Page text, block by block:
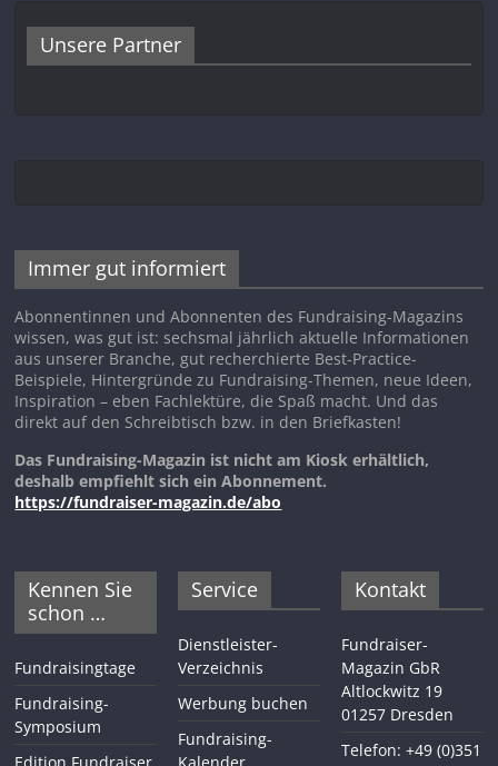
Unsere Partner
Immer gut informiert
Abonnentinnen und Abonnenten des Fundraising-Magazins
wissen, was gut ist: sechsmal jährlich aktuelle Informationen
aus unserer Branche, gut recherchierte Best-Practice-
Beispiele, Hintergründe zu Fundraising-Themen, neue Ideen,
Inspiration – eben Fachlektüre, die Spaß macht. Und das
direkt auf den Schreibtisch bzw. in den Briefkasten!
Das Fundraising-Magazin ist nicht am Kiosk erhältlich,
deshalb empfiehlt sich ein Abonnement.
https://fundraiser-magazin.de/abo
Kennen Sie
schon …
Fundraisingtage
Fundraising-
Symposium
Service
Dienstleister-
Verzeichnis
Werbung buchen
Fundraising-
Kontakt
Fundraiser-
Magazin GbR
Altlockwitz 19
01257 Dresden
Telefon: +49 (0)351